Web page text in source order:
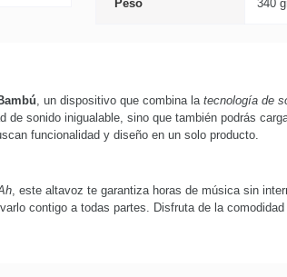
Peso 340
, un dispositivo que combina la tecnología de
sonido inigualable, sino que también podrás
funcionalidad y diseño en un solo producto.
, este altavoz te garantiza horas de música sin
contigo a todas partes. Disfruta de la